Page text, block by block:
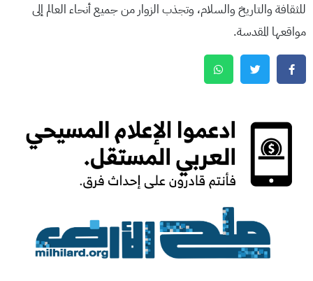
للثقافة والتاريخ والسلام، وتجذب الزوار من جميع أنحاء العالم إلى
مواقعها المقدسة.